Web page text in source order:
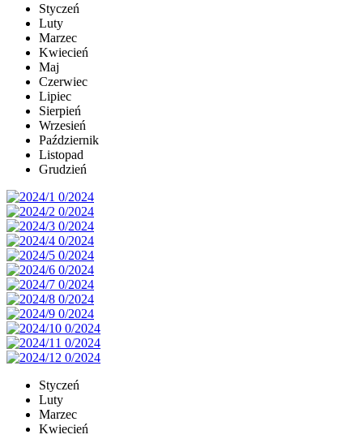
Styczeń
Luty
Marzec
Kwiecień
Maj
Czerwiec
Lipiec
Sierpień
Wrzesień
Październik
Listopad
Grudzień
Styczeń
Luty
Marzec
Kwiecień